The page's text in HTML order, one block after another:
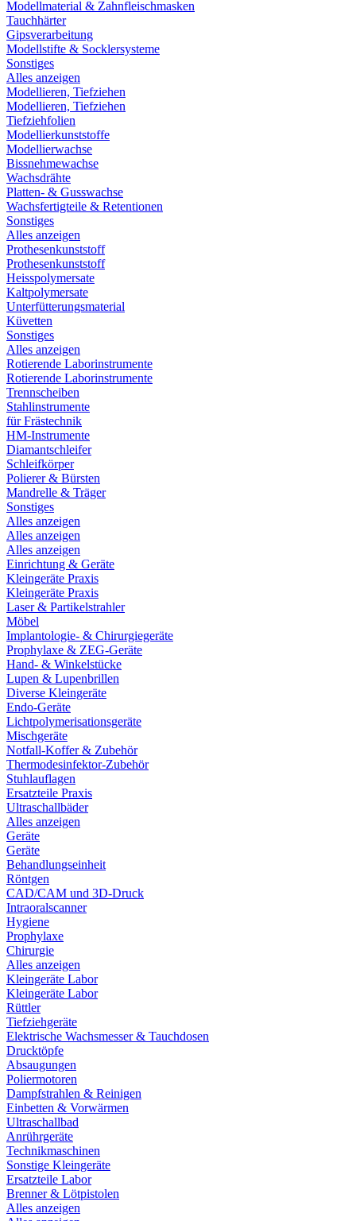
Modellmaterial & Zahnfleischmasken
Tauchhärter
Gipsverarbeitung
Modellstifte & Socklersysteme
Sonstiges
Alles anzeigen
Modellieren, Tiefziehen
Modellieren, Tiefziehen
Tiefziehfolien
Modellierkunststoffe
Modellierwachse
Bissnehmewachse
Wachsdrähte
Platten- & Gusswachse
Wachsfertigteile & Retentionen
Sonstiges
Alles anzeigen
Prothesenkunststoff
Prothesenkunststoff
Heisspolymersate
Kaltpolymersate
Unterfütterungsmaterial
Küvetten
Sonstiges
Alles anzeigen
Rotierende Laborinstrumente
Rotierende Laborinstrumente
Trennscheiben
Stahlinstrumente
für Frästechnik
HM-Instrumente
Diamantschleifer
Schleifkörper
Polierer & Bürsten
Mandrelle & Träger
Sonstiges
Alles anzeigen
Alles anzeigen
Alles anzeigen
Einrichtung & Geräte
Kleingeräte Praxis
Kleingeräte Praxis
Laser & Partikelstrahler
Möbel
Implantologie- & Chirurgiegeräte
Prophylaxe & ZEG-Geräte
Hand- & Winkelstücke
Lupen & Lupenbrillen
Diverse Kleingeräte
Endo-Geräte
Lichtpolymerisationsgeräte
Mischgeräte
Notfall-Koffer & Zubehör
Thermodesinfektor-Zubehör
Stuhlauflagen
Ersatzteile Praxis
Ultraschallbäder
Alles anzeigen
Geräte
Geräte
Behandlungseinheit
Röntgen
CAD/CAM und 3D-Druck
Intraoralscanner
Hygiene
Prophylaxe
Chirurgie
Alles anzeigen
Kleingeräte Labor
Kleingeräte Labor
Rüttler
Tiefziehgeräte
Elektrische Wachsmesser & Tauchdosen
Drucktöpfe
Absaugungen
Poliermotoren
Dampfstrahlen & Reinigen
Einbetten & Vorwärmen
Ultraschallbad
Anrührgeräte
Technikmaschinen
Sonstige Kleingeräte
Ersatzteile Labor
Brenner & Lötpistolen
Alles anzeigen